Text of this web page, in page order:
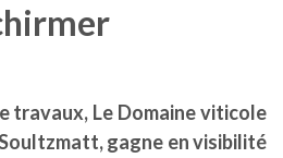
travaux, Le Domaine viticole
gagne en visibilité